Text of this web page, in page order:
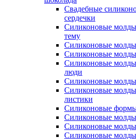
Свадебные
сердечки
Силиконовые
тему
Силиконовые
Силиконовые
Силиконовые
люди
Силиконовые
Силиконовые
листики
Силиконовые
Силиконовые
Силиконовые молды
Силиконовые молды